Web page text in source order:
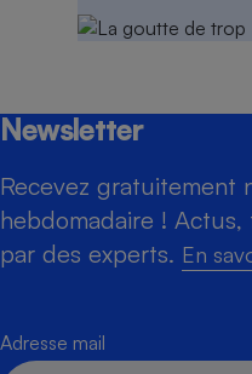
Newsletter
Recevez gratuitement
hebdomadaire !
par des experts. En
Adresse mail